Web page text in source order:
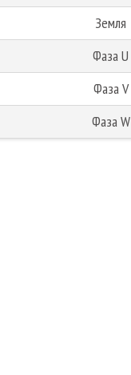
Земля
Фаза U
Фаза V
Фаза W